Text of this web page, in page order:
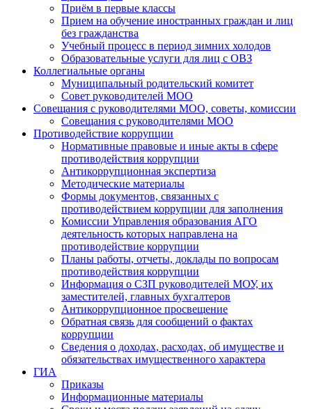
Приём в первые классы
Прием на обучение иностранных граждан и лиц
без гражданства
Учебный процесс в период зимних холодов
Образовательные услуги для лиц с ОВЗ
Коллегиальные органы
Муниципальный родительский комитет
Совет руководителей МОО
Совещания с руководителями МОО, советы, комиссии
Совещания с руководителями МОО
Противодействие коррупции
Нормативные правовые и иные акты в сфере
противодействия коррупции
Антикоррупционная экспертиза
Методические материалы
Формы документов, связанных с
противодействием коррупции для заполнения
Комиссии Управления образования АГО
деятельность которых направлена на
противодействие коррупции
Планы работы, отчеты, доклады по вопросам
противодействия коррупции
Информация о СЗП руководителей МОУ, их
заместителей, главных бухгалтеров
Антикоррупционное просвещение
Обратная связь для сообщений о фактах
коррупции
Сведения о доходах, расходах, об имуществе и
обязательствах имущественного характера
ГИА
Приказы
Информационные материалы